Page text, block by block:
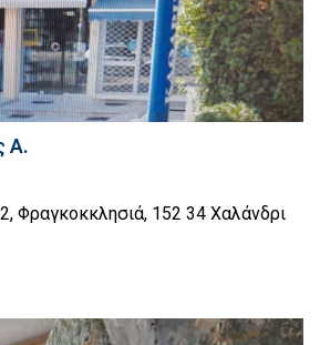
Α.
Φραγκοκκλησιά, 152 34 Χαλάνδρι